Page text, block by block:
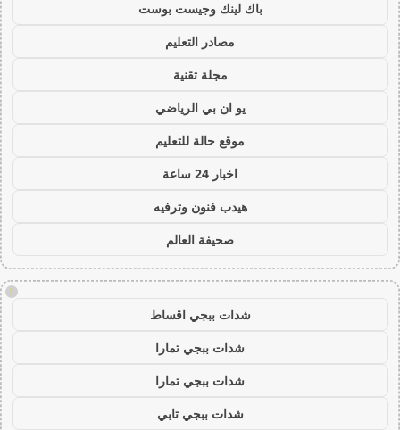
باك لينك وجيست بوست
مصادر التعليم
مجلة تقنية
يو ان بي الرياضي
موقع حالة للتعليم
اخبار 24 ساعة
هيدب فنون وترفيه
صحيفة العالم
!
شدات ببجي اقساط
شدات ببجي تمارا
شدات ببجي تمارا
شدات ببجي تابي